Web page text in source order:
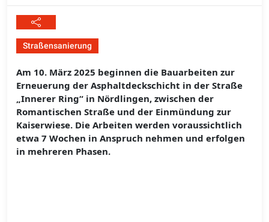
Straßensanierung
Am 10. März 2025 beginnen die Bauarbeiten zur
Erneuerung der Asphaltdeckschicht in der Straße
„Innerer Ring“ in Nördlingen, zwischen der
Romantischen Straße und der Einmündung zur
Kaiserwiese. Die Arbeiten werden voraussichtlich
etwa 7 Wochen in Anspruch nehmen und erfolgen
in mehreren Phasen.